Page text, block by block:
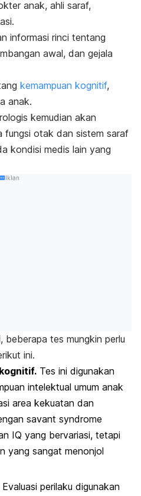
anak, ahli saraf,
informasi rinci tentang
awal, dan gejala
kemampuan kognitif,
anak.
kemudian akan
fungsi otak dan sistem saraf
kondisi medis lain yang
Iklan
beberapa tes mungkin perlu
ini.
Tes ini digunakan
intelektual umum anak
area kekuatan dan
savant syndrome
IQ yang bervariasi, tetapi
yang sangat menonjol
Evaluasi perilaku digunakan